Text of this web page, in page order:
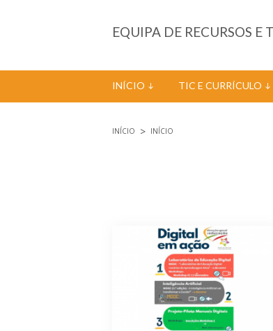
EQUIPA DE RECURSOS
INÍCIO TIC E CURRÍCULO
INÍCIO INÍCIO
Páginas